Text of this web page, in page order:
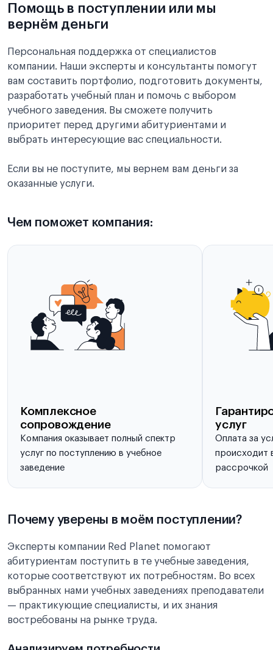
Помощь в поступлении или мы
вернём деньги
Персональная поддержка от специалистов
компании. Наши эксперты и консультанты помогут
вам составить портфолио, подготовить документы,
разработать учебный план и помочь с выбором
учебного заведения. Вы сможете получить
приоритет перед другими абитуриентами и
выбрать интересующие вас специальности.
Если вы не поступите, мы вернем вам деньги за
оказанные услуги.
Чем поможет компания:
Комплексное
сопровождение
Компания оказывает полный спектр
услуг по поступлению в учебное
заведение
услуг
Оплата за
происходит
рассрочкой
Почему уверены в моём поступлении?
Эксперты компании Red Planet помогают
абитуриентам поступить в те учебные заведения,
которые соответствуют их потребностям. Во всех
выбранных нами учебных заведениях преподаватели
— практикующие специалисты, и их знания
востребованы на рынке труда.